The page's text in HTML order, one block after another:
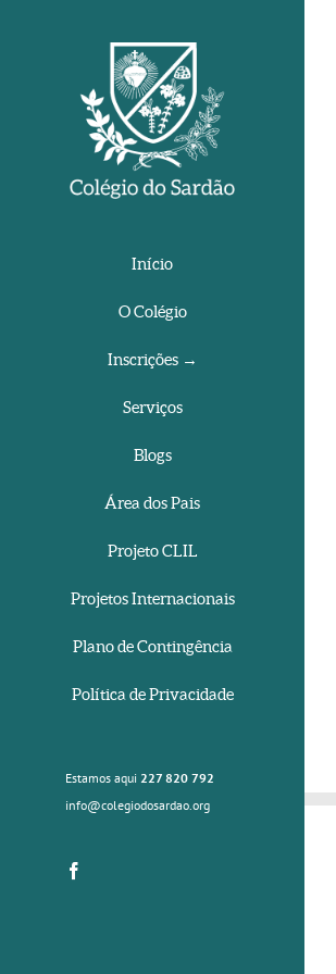
Início
O Colégio
Inscrições →
Serviços
Blogs
Área dos Pais
Projeto CLIL
Projetos Internacionais
Plano de Contingência
Política de Privacidade
Estamos aqui 227 820 792
info@colegiodosardao.org